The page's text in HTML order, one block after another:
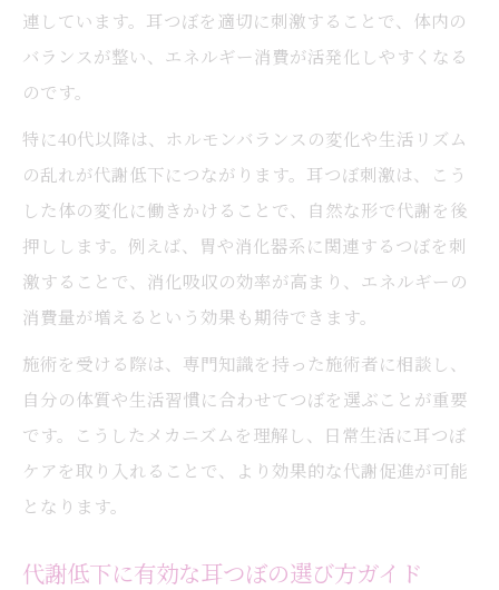
連しています。耳つぼを適切に刺激することで、体内の
バランスが整い、エネルギー消費が活発化しやすくなる
のです。
特に40代以降は、ホルモンバランスの変化や生活リズム
の乱れが代謝低下につながります。耳つぼ刺激は、こう
した体の変化に働きかけることで、自然な形で代謝を後
押しします。例えば、胃や消化器系に関連するつぼを刺
激することで、消化吸収の効率が高まり、エネルギーの
消費量が増えるという効果も期待できます。
施術を受ける際は、専門知識を持った施術者に相談し、
自分の体質や生活習慣に合わせてつぼを選ぶことが重要
です。こうしたメカニズムを理解し、日常生活に耳つぼ
ケアを取り入れることで、より効果的な代謝促進が可能
となります。
代謝低下に有効な耳つぼの選び方ガイド